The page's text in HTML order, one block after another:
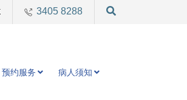
3405 8288
预约服务 病人须知